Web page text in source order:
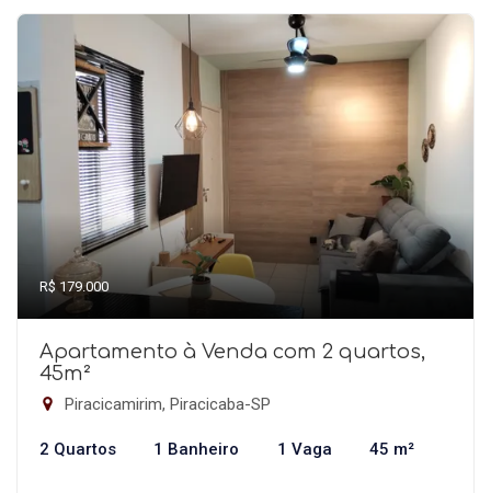
R$ 179.000
Apartamento à Venda com 2 quartos,
45m²
Piracicamirim, Piracicaba-SP
2 Quartos 1 Banheiro 1 Vaga 45 m²